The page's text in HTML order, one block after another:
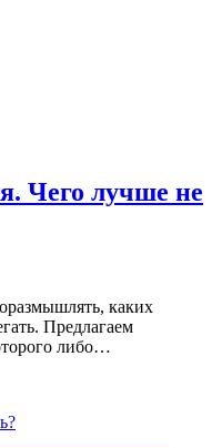
Чего лучше не
каких
Предлагаем
либо…